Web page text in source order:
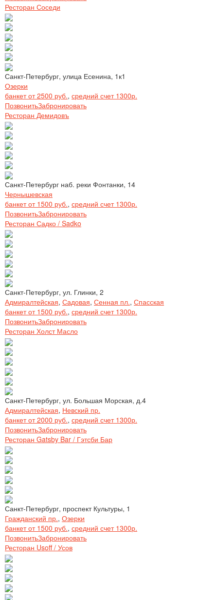
Ресторан Соседи
Санкт-Петербург, улица Есенина, 1к1
Озерки
банкет от 2500 руб., средний счет 1300р.
ПозвонитьЗабронировать
Ресторан Демидовъ
Санкт-Петербург наб. реки Фонтанки, 14
Чернышевская
банкет от 1500 руб., средний счет 1300р.
ПозвонитьЗабронировать
Ресторан Садко / Sadko
Санкт-Петербург, ул. Глинки, 2
Адмиралтейская, Садовая, Сенная пл., Спасская
банкет от 1500 руб., средний счет 1300р.
ПозвонитьЗабронировать
Ресторан Холст Масло
Санкт-Петербург, ул. Большая Морская, д.4
Адмиралтейская, Невский пр.
банкет от 2000 руб., средний счет 1300р.
ПозвонитьЗабронировать
Ресторан Gatsby Bar / Гэтсби Бар
Санкт-Петербург, проспект Культуры, 1
Гражданский пр., Озерки
банкет от 1500 руб., средний счет 1300р.
ПозвонитьЗабронировать
Ресторан Usoff / Усов